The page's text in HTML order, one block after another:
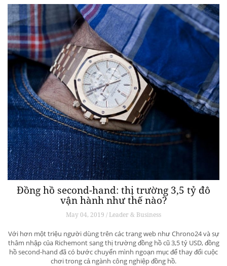
Đồng hồ second-hand: thị trường 3,5 tỷ đô
vận hành như thế nào?
May 04, 2019 / Leader & Business
Với hơn một triệu người dùng trên các trang web như Chrono24 và sự
thâm nhập của Richemont sang thị trường đồng hồ cũ 3,5 tỷ USD, đồng
hồ second-hand đã có bước chuyển mình ngoạn mục để thay đổi cuộc
chơi trong cả ngành công nghiệp đồng hồ.